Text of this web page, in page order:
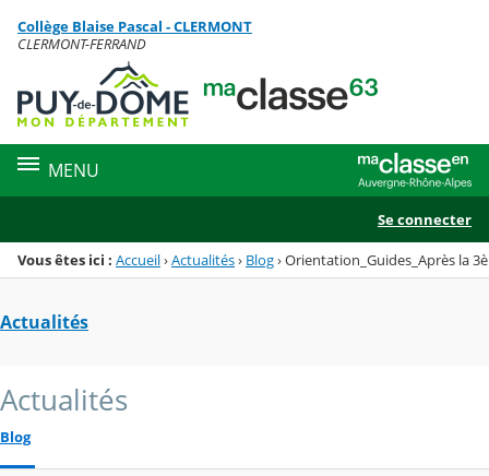
Menu de la rubrique
Contenu
Collège Blaise Pascal - CLERMONT
CLERMONT-FERRAND
MENU
Se connecter
Vous êtes ici : Accueil›Actualités› Blog›Orientation_Guides_Après la 3è
Actualités
Actualités
Blog